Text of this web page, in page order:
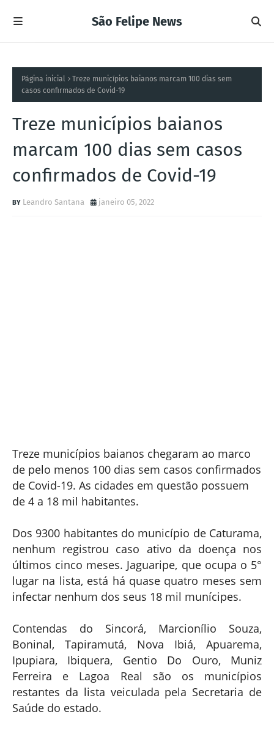
São Felipe News
Página inicial
Treze municípios baianos marcam 100 dias sem
casos confirmados de Covid-19
Treze municípios baianos
marcam 100 dias sem casos
confirmados de Covid-19
Leandro Santana janeiro 05, 2022
Treze municípios baianos chegaram ao marco
de pelo menos 100 dias sem casos confirmados
de Covid-19. As cidades em questão possuem
de 4 a 18 mil habitantes.
Dos 9300 habitantes do município de Caturama,
nenhum registrou caso ativo da doença nos
últimos cinco meses. Jaguaripe, que ocupa o 5°
lugar na lista, está há quase quatro meses sem
infectar nenhum dos seus 18 mil munícipes.
Contendas do Sincorá, Marcionílio Souza,
Boninal, Tapiramutá, Nova Ibiá, Apuarema,
Ipupiara, Ibiquera, Gentio Do Ouro, Muniz
Ferreira e Lagoa Real são os municípios
restantes da lista veiculada pela Secretaria de
Saúde do estado.